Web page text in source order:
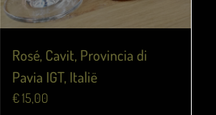
Rosé, Cavit, Provincia di
Pavia IGT, Italië
€15,00